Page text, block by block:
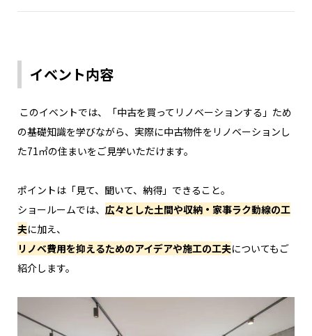
イベント内容
このイベントでは、「中古を買ってリノベーションする」ため
の基礎知識を学びながら、実際に中古物件をリノベーションし
た71㎡の住まいをご見学いただけます。
ポイントは「見て、聞いて、納得」できること。
ショールームでは、 広々とした土間や収納・家事ラク動線の工
夫に加え、
リノベ費用を抑えるためのアイデアや施工の工夫についてもご
紹介します。